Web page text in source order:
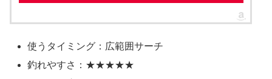
使うタイミング：広範囲サーチ
釣れやすさ：★★★★★